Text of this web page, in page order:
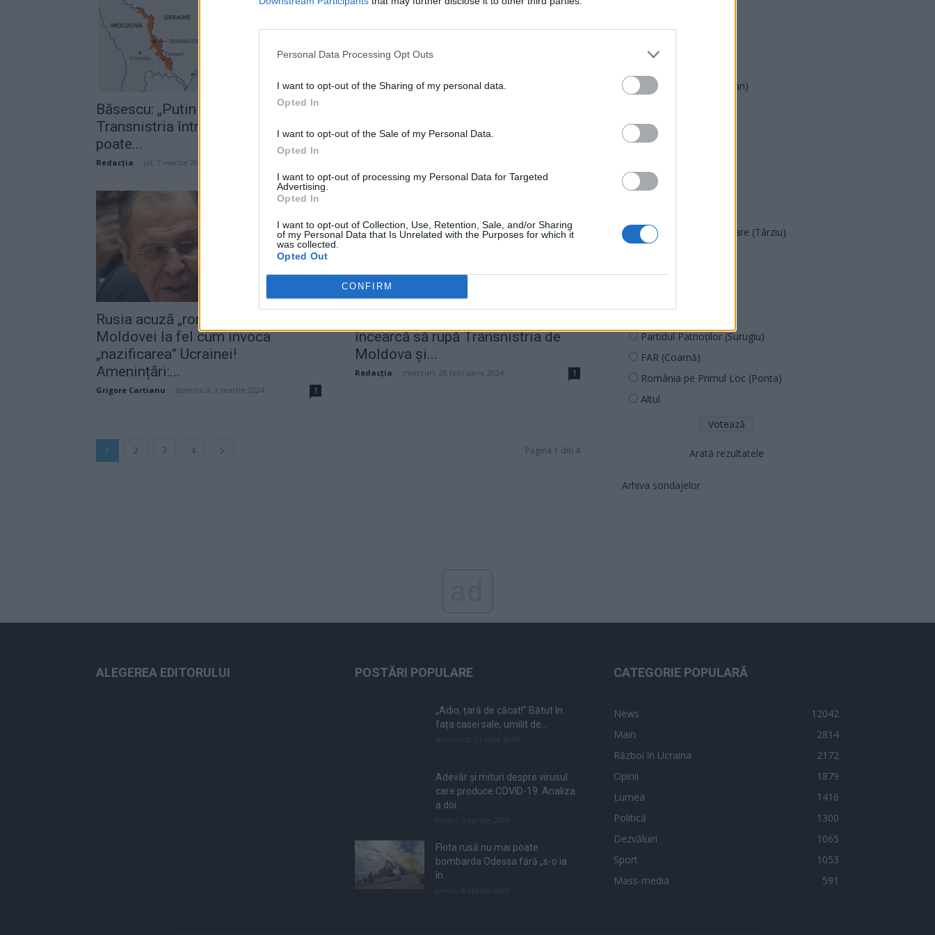
Personal Data Processing Opt Outs
I want to opt-out of the Sharing of my personal data.
Opted In
I want to opt-out of the Sale of my Personal Data.
Opted In
I want to opt-out of processing my Personal Data for Targeted
Advertising.
Opted In
I want to opt-out of Collection, Use, Retention, Sale, and/or Sharing
of my Personal Data that Is Unrelated with the Purposes for which it
was collected.
Opted Out
CONFIRM
Băsescu: „Putin poate ocupa
Transnistria într-o noapte, dar nu o
poate...
Redacţia joi, 7 martie 2024
singur nume: Rusia!
Rusia acuză „românizarea”
Moldovei la fel cum invoca
„nazificarea” Ucrainei!
Amenințări:...
Grigore Cartianu duminică, 3 martie 2024 1
încearcă să rupă Transnistria de
Moldova și...
Redacţia miercuri, 28 februarie 2024 1
1 2 3 4 Pagina 1 din 4
Forța Dreptei (L. Orban)
REPER
SOS (Șoșoacă)
POT (Gavrilă)
Acțiunea Conservatoare (Târziu)
PUSL (D. Voiculescu)
Partidul Patrioților (Surugiu)
FAR (Coarnă)
România pe Primul Loc (Ponta)
Altul
Arată rezultatele
Arhiva sondajelor
ALEGEREA EDITORULUI POSTĂRI POPULARE
„Adio, țară de căcat!” Bătut în
fața casei sale, umilit de...
Adevăr și mituri despre virusul
care produce COVID-19. Analiza
a doi...
Flota rusă nu mai poate
bombarda Odessa fără „s-o ia
în...
CATEGORIE POPULARĂ
News
12042
Main
2814
Război în Ucraina
2172
Opinii
1879
Lumea
1416
Politică
1300
Dezvăluiri
1065
Sport
1053
Mass-media
591